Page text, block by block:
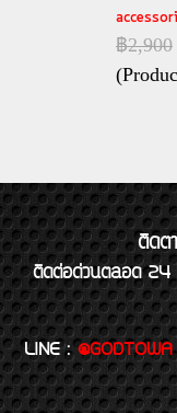
฿2,900
ติดตา
ติดต่อด่วนตลอด
LINE : @GODTOWA